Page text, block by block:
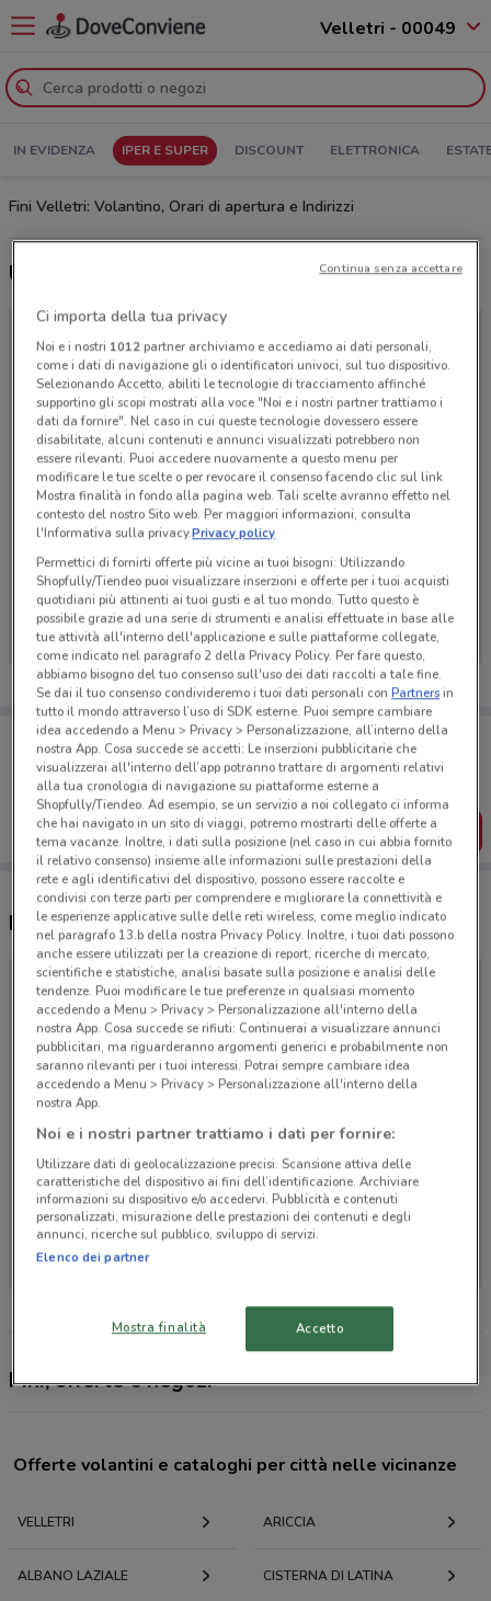
Velletri - 00049
IN EVIDENZA IPER E SUPER DISCOUNT ELETTRONICA
Fini Velletri: Volantino, Orari di apertura e Indirizzi
Ultime offerte del volantino Fini
Ci dispiace, al momento non abbiamo pubblicato
volantini nella tua zona. Riprova più tardi.
Porta DoveConviene sempre con te!
Puoi trovare le migliori offerte dei negozi vicino a te,
salvarle e creare la tua lista del risparmio, comodamente
dal tuo cellulare.
SCARICA L’APP
Negozi Fini a Velletri
Non ci sono negozi nelle vicinanze
Fini, offerte e negozi
Offerte volantini e cataloghi per città nelle vicinanze
VELLETRI ARICCIA
ALBANO LAZIALE CISTERNA DI LATINA
Ci importa della tua privacy
Noi e i nostri 1012partner archiviamo e accediamo ai dati personali,
come i dati di navigazione gli o identificatori univoci, sul tuo dispositivo.
Selezionando Accetto, abiliti le tecnologie di tracciamento affinché
supportino gli scopi mostrati alla voce "Noi e i nostri partner trattiamo i
dati da fornire". Nel caso in cui queste tecnologie dovessero essere
disabilitate, alcuni contenuti e annunci visualizzati potrebbero non
essere rilevanti. Puoi accedere nuovamente a questo menu per
modificare le tue scelte o per revocare il consenso facendo clic sul link
Mostra finalità in fondo alla pagina web. Tali scelte avranno effetto nel
contesto del nostro Sito web. Per maggiori informazioni, consulta
l'Informativa sulla privacy.Privacy policy
Permettici di fornirti offerte più vicine ai tuoi bisogni: Utilizzando
Shopfully/Tiendeo puoi visualizzare inserzioni e offerte per i tuoi acquisti
quotidiani più attinenti ai tuoi gusti e al tuo mondo. Tutto questo è
possibile grazie ad una serie di strumenti e analisi effettuate in base alle
tue attività all'interno dell'applicazione e sulle piattaforme collegate,
come indicato nel paragrafo 2 della Privacy Policy. Per fare questo,
abbiamo bisogno del tuo consenso sull'uso dei dati raccolti a tale fine.
Se dai il tuo consenso condivideremo i tuoi dati personali conPartnersin
tutto il mondo attraverso l’uso di SDK esterne. Puoi sempre cambiare
idea accedendo a Menu > Privacy > Personalizzazione, all’interno della
nostra App. Cosa succede se accetti: Le inserzioni pubblicitarie che
visualizzerai all'interno dell’app potranno trattare di argomenti relativi
alla tua cronologia di navigazione su piattaforme esterne a
Shopfully/Tiendeo. Ad esempio, se un servizio a noi collegato ci informa
che hai navigato in un sito di viaggi, potremo mostrarti delle offerte a
tema vacanze. Inoltre, i dati sulla posizione (nel caso in cui abbia fornito
il relativo consenso) insieme alle informazioni sulle prestazioni della
rete e agli identificativi del dispositivo, possono essere raccolte e
condivisi con terze parti per comprendere e migliorare la connettività e
le esperienze applicative sulle delle reti wireless, come meglio indicato
nel paragrafo 13.b della nostra Privacy Policy. Inoltre, i tuoi dati possono
anche essere utilizzati per la creazione di report, ricerche di mercato,
scientifiche e statistiche, analisi basate sulla posizione e analisi delle
tendenze. Puoi modificare le tue preferenze in qualsiasi momento
accedendo a Menu > Privacy > Personalizzazione all'interno della
nostra App. Cosa succede se rifiuti: Continuerai a visualizzare annunci
pubblicitari, ma riguarderanno argomenti generici e probabilmente non
saranno rilevanti per i tuoi interessi. Potrai sempre cambiare idea
accedendo a Menu > Privacy > Personalizzazione all'interno della
nostra App.
Noi e i nostri partner trattiamo i dati per fornire:
Utilizzare dati di geolocalizzazione precisi. Scansione attiva delle
caratteristiche del dispositivo ai fini dell’identificazione. Archiviare
informazioni su dispositivo e/o accedervi. Pubblicità e contenuti
personalizzati, misurazione delle prestazioni dei contenuti e degli
annunci, ricerche sul pubblico, sviluppo di servizi.
Elenco dei partner
Mostra finalità Accetto
Continua senza accettare